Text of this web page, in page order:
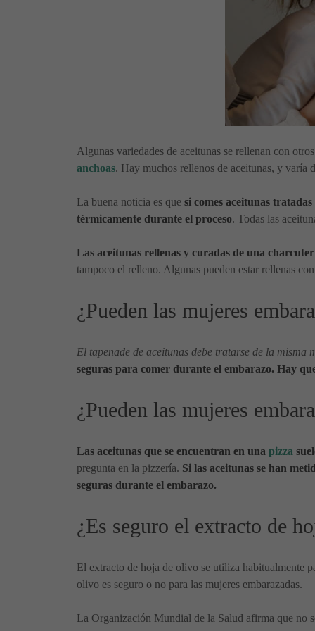
Algunas variedades de aceitunas se rellenan con
anchoas. Hay muchos rellenos de aceitunas, y varía
La buena noticia es que si comes aceitunas
térmicamente durante el proceso. Todas las
Las aceitunas rellenas y curadas de una
tampoco el relleno. Algunas pueden estar rellenas
¿Pueden las mujeres
El tapenade de aceitunas debe tratarse de la misma
seguras para comer durante el embarazo. Hay
¿Pueden las mujeres
Las aceitunas que se encuentran en una pizza
pregunta en la pizzería. Si las aceitunas se han
seguras durante el embarazo.
¿Es seguro el extracto de
El extracto de hoja de olivo se utiliza habitualmente
olivo es seguro o no para las mujeres embarazadas.
La Organización Mundial de la Salud afirma que no